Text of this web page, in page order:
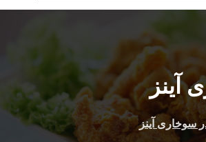
آینز
سوخاری آینز